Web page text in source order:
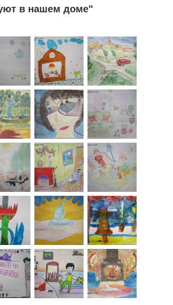
уют в нашем доме"